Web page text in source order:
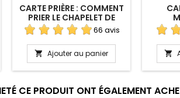
CARTE PRIÈRE : COMMENT
PRIER LE CHAPELET DE
LIBÉRATION ?66 avis
 Ajouter au panier 
CE PRODUIT ONT ÉGALEMENT